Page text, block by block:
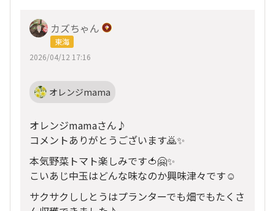
カズちゃん
東海
2026/04/12 17:16
オレンジmama
オレンジmamaさん♪
コメントありがとうございます🙇✨
本気野菜トマト楽しみです🍅🤗✨
こいあじ中玉はどんな味なのか興味津々です☺️
サクサクししとうはプランターでも畑でもたくさ